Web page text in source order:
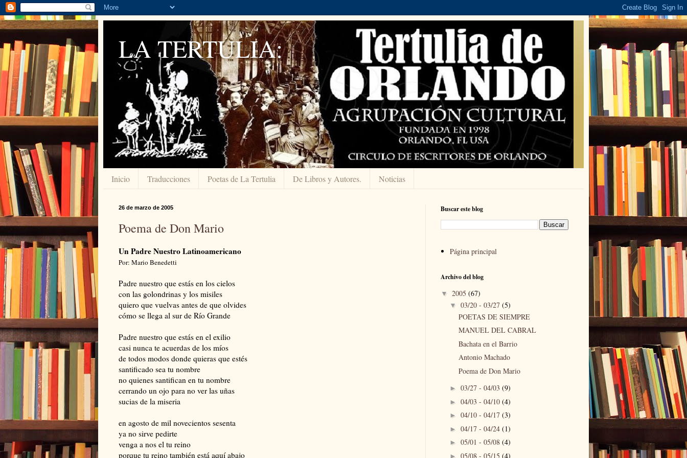
LA TERTULIA:
Inicio Traducciones Poetas de La Tertulia De Libros y Autores. Noticias
26 de marzo de 2005
Poema de Don Mario
Un Padre Nuestro Latinoamericano
Por: Mario Benedetti
Padre nuestro que estás en los cielos
con las golondrinas y los misiles
quiero que vuelvas antes de que olvides
cómo se llega al sur de Río Grande
Padre nuestro que estás en el exilio
casi nunca te acuerdas de los míos
de todos modos donde quieras que estés
santificado sea tu nombre
no quienes santifican en tu nombre
cerrando un ojo para no ver las uñas
sucias de la miseria
en agosto de mil novecientos sesenta
ya no sirve pedirte
venga a nos el tu reino
porque tu reino también está aquí abajo
Buscar este blog
Página principal
Archivo del blog
▼ 2005 (67)
▼ 03/20 - 03/27 (5)
POETAS DE SIEMPRE
MANUEL DEL CABRAL
Bachata en el Barrio
Antonio Machado
Poema de Don Mario
► 03/27 - 04/03 (9)
► 04/03 - 04/10 (4)
► 04/10 - 04/17 (3)
► 04/17 - 04/24 (1)
► 05/01 - 05/08 (4)
► 05/08 - 05/15 (4)